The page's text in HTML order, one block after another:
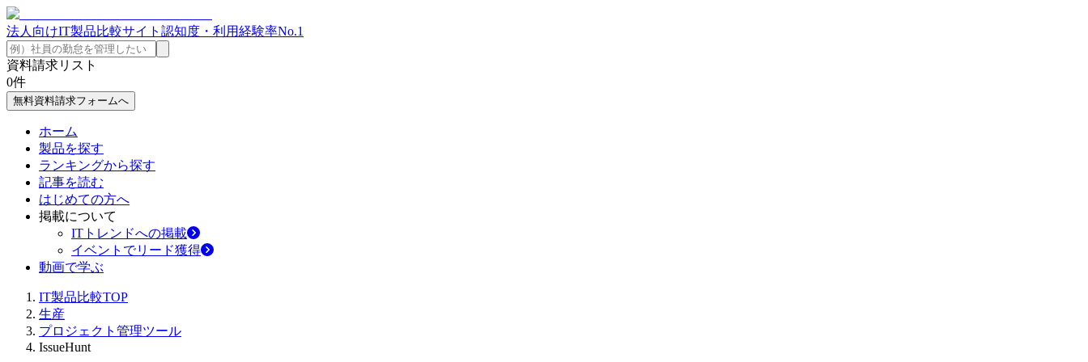
法人向けIT製品比較サイト 認知度・利用経験率No.1
資料請求リスト
0件
無料資料請求フォームへ
ホーム
製品を探す
ランキングから探す
記事を読む
はじめての方へ
掲載について
ITトレンドへの掲載
イベントでリード獲得
動画で学ぶ
IT製品比較TOP
生産
プロジェクト管理ツール
IssueHunt